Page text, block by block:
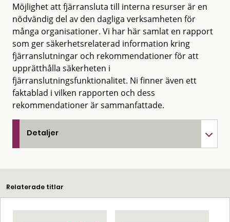
Möjlighet att fjärransluta till interna resurser är en
nödvändig del av den dagliga verksamheten för
många organisationer. Vi har här samlat en rapport
som ger säkerhetsrelaterad information kring
fjärranslutningar och rekommendationer för att
upprätthålla säkerheten i
fjärranslutningsfunktionalitet. Ni finner även ett
faktablad i vilken rapporten och dess
rekommendationer är sammanfattade.
Detaljer
Relaterade titlar